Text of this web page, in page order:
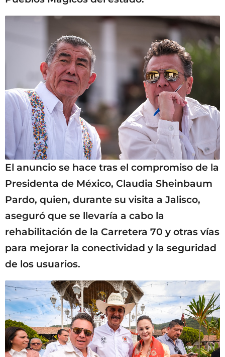
El anuncio se hace tras el compromiso de la
Presidenta de México, Claudia Sheinbaum
Pardo, quien, durante su visita a Jalisco,
aseguró que se llevaría a cabo la
rehabilitación de la Carretera 70 y otras vías
para mejorar la conectividad y la seguridad
de los usuarios.